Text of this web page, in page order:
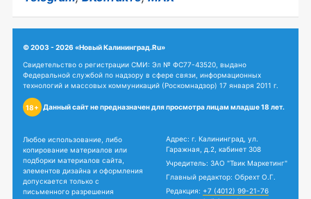
© 2003 - 2026 «Новый Калининград.Ru»
Свидетельство о регистрации СМИ: Эл № ФС77-43520, выдано
Федеральной службой по надзору в сфере связи, информационных
технологий и массовых коммуникаций (Роскомнадзор) 17 января 2011 г.
18+ Данный сайт не предназначен для просмотра лицам младше 18 лет.
Любое использование, либо
копирование материалов или
подборки материалов сайта,
элементов дизайна и оформления
допускается только с
письменного разрешения
Адрес: г. Калининград, ул.
Гаражная, д.2, кабинет 308
Учредитель: ЗАО "Твик Маркетинг"
Главный редактор: Обрехт О.Г.
Редакция: +7 (4012) 99-21-76